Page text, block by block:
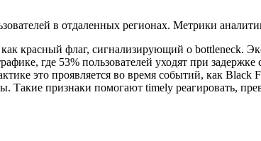
в отдаленных регионах. Метрики
красный флаг, сигнализирующий о bottleneck.
где 53% пользователей уходят при
это проявляется во время событий, как Black
Такие признаки помогают timely реагировать,